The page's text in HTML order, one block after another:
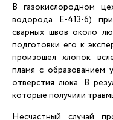
В газокислородном
водорода Е-413-6)
сварных швов около
подготовки его к
произошел хлопок
пламя с образованием
отверстия люка. В
которые получили
Несчастный случай